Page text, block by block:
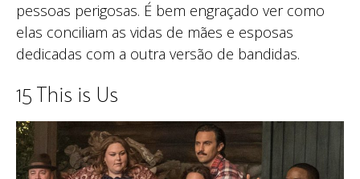
pessoas perigosas. É bem engraçado ver como
elas conciliam as vidas de mães e esposas
dedicadas com a outra versão de bandidas.
15 This is Us